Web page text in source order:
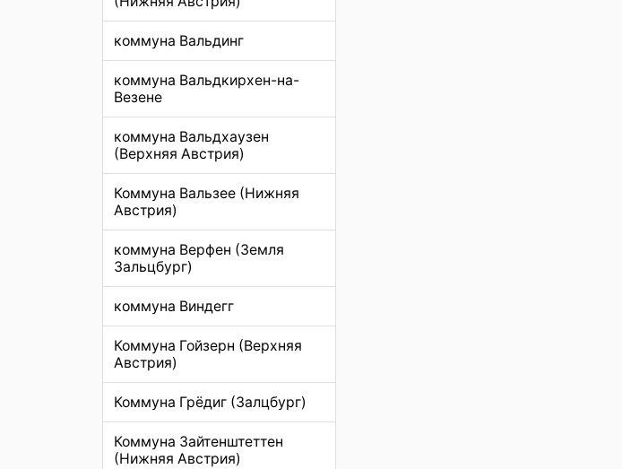
коммуна Вальдинг
коммуна Вальдкирхен-на-
Везене
коммуна Вальдхаузен
(Верхняя Австрия)
Коммуна Вальзее (Нижняя
Австрия)
коммуна Верфен (Земля
Зальцбург)
коммуна Виндегг
Коммуна Гойзерн (Верхняя
Австрия)
Коммуна Грёдиг (Залцбург)
Коммуна Зайтенштеттен
(Нижняя Австрия)